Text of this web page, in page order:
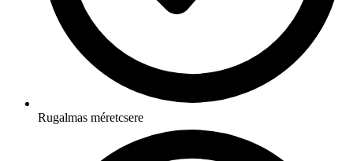
Rugalmas méretcsere